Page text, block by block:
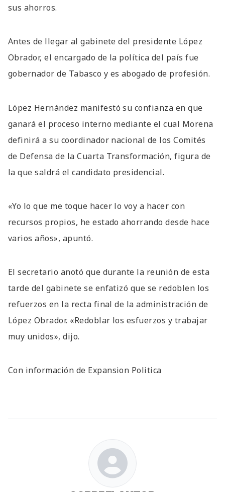
sus ahorros.
Antes de llegar al gabinete del presidente López
Obrador, el encargado de la política del país fue
gobernador de Tabasco y es abogado de profesión.
López Hernández manifestó su confianza en que
ganará el proceso interno mediante el cual Morena
definirá a su coordinador nacional de los Comités
de Defensa de la Cuarta Transformación, figura de
la que saldrá el candidato presidencial.
«Yo lo que me toque hacer lo voy a hacer con
recursos propios, he estado ahorrando desde hace
varios años», apuntó.
El secretario anotó que durante la reunión de esta
tarde del gabinete se enfatizó que se redoblen los
refuerzos en la recta final de la administración de
López Obrador. «Redoblar los esfuerzos y trabajar
muy unidos», dijo.
Con información de Expansion Politica